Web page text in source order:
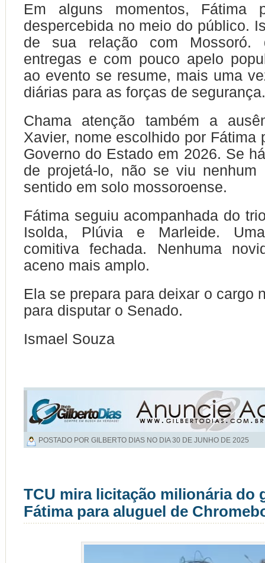
Em alguns momentos, Fátima
despercebida no meio do público.
de sua relação com Mossoró.
entregas e com pouco apelo
ao evento se resume, mais uma
diárias para as forças de segurança.
Chama atenção também a
Xavier, nome escolhido por Fátima
Governo do Estado em 2026. Se
de projetá-lo, não se viu nenhum
sentido em solo mossoroense.
Fátima seguiu acompanhada do
Isolda, Plúvia e Marleide.
comitiva fechada. Nenhuma
aceno mais amplo.
Ela se prepara para deixar o cargo
para disputar o Senado.
Ismael Souza
POSTADO POR GILBERTO DIAS NO DIA30 DE JUNHO DE 2025
TCU mira licitação milionária do
Fátima para aluguel de